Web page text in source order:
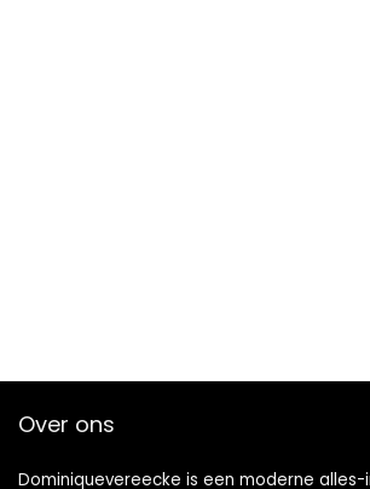
Over ons
Dominiquevereecke is een moderne